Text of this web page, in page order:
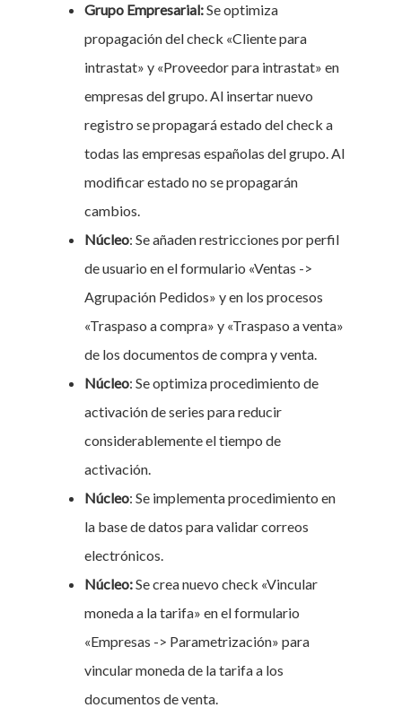
Grupo Empresarial:Se optimiza
propagación del check «Cliente para
intrastat» y «Proveedor para intrastat» en
empresas del grupo. Al insertar nuevo
registro se propagará estado del check a
todas las empresas españolas del grupo. Al
modificar estado no se propagarán
cambios.
Núcleo: Se añaden restricciones por perfil
de usuario en el formulario «Ventas ->
Agrupación Pedidos» y en los procesos
«Traspaso a compra» y «Traspaso a venta»
de los documentos de compra y venta.
Núcleo: Se optimiza procedimiento de
activación de series para reducir
considerablemente el tiempo de
activación.
Núcleo: Se implementa procedimiento en
la base de datos para validar correos
electrónicos.
Núcleo:Se crea nuevo check «Vincular
moneda a la tarifa» en el formulario
«Empresas -> Parametrización» para
vincular moneda de la tarifa a los
documentos de venta.